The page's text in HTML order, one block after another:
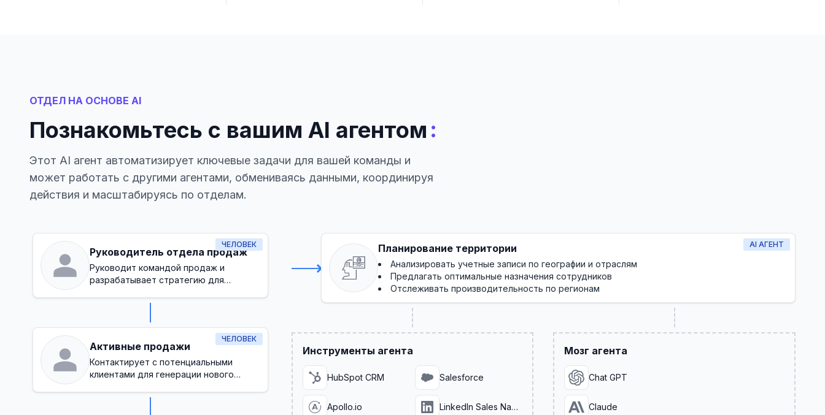
ОТДЕЛ НА ОСНОВЕ AI
Познакомьтесь с вашим AI агентом :
Этот AI агент автоматизирует ключевые задачи для вашей команды и
может работать с другими агентами, обмениваясь данными, координируя
действия и масштабируясь по отделам.
ЧЕЛОВЕК
Руководитель отдела продаж
Руководит командой продаж и
разрабатывает стратегию для
ЧЕЛОВЕК
Активные продажи
Контактирует с потенциальными
клиентами для генерации нового
AI АГЕНТ
Планирование территории
Анализировать учетные записи по географии и отраслям
Предлагать оптимальные назначения сотрудников
Отслеживать производительность по регионам
Инструменты агента
HubSpot CRM Salesforce
Apollo.io LinkedIn Sales Navigator
Мозг агента
Chat GPT
Claude